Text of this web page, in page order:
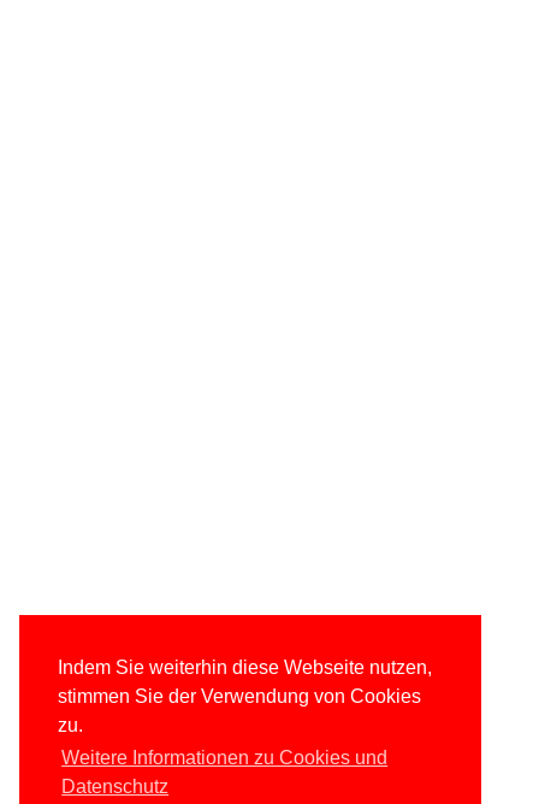
Indem Sie weiterhin diese Webseite nutzen,
stimmen Sie der Verwendung von Cookies
zu.
Weitere Informationen zu Cookies und
Datenschutz